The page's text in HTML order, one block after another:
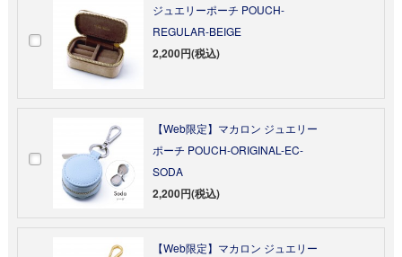
ジュエリーポーチ POUCH-
REGULAR-BEIGE
2,200円(税込)
【Web限定】マカロン ジュエリー
ポーチ POUCH-ORIGINAL-EC-
SODA
2,200円(税込)
【Web限定】マカロン ジュエリー